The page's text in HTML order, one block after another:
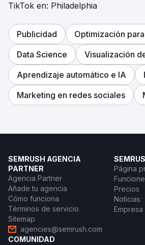
TikTok en: Philadelphia
Publicidad
Optimización
Data Science
Visualización
Aprendizaje automático e IA
Marketing en redes sociales
SEMRUSH AGENCIA
PARTNER
Agencia Partner
Añade tu agencia
Cómo funciona
Términos de servicio
Sitemap
agencies@semrush.com
Página
Precios
Noticias
Empresa
COMUNIDAD